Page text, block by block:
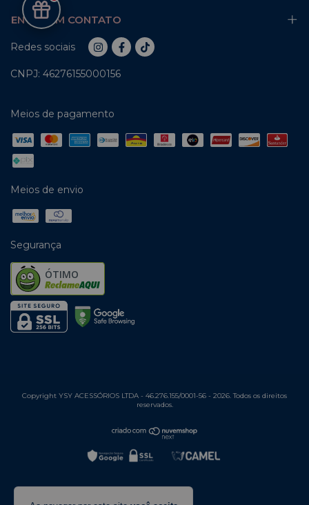
ENTRE EM CONTATO
Redes sociais
CNPJ: 46276155000156
Meios de pagamento
Meios de envio
Segurança
ÓTIMO
Copyright YSY ACESSÓRIOS LTDA - 46.276.155/0001-56 - 2026. Todos os direitos
reservados.